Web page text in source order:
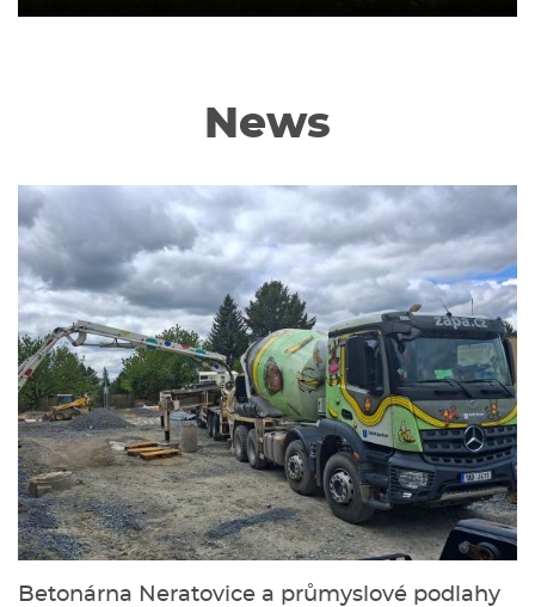
News
Betonárna Neratovice a průmyslové podlahy